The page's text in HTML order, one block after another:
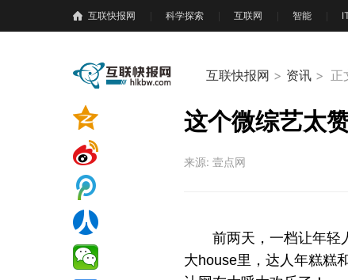
互联快报网 科学探索 互联网 智能
互联快报网 > 资讯> 正
这个微综艺太
来源: 壹点网
前两天，一档让年轻
大house里，达人年糕糕